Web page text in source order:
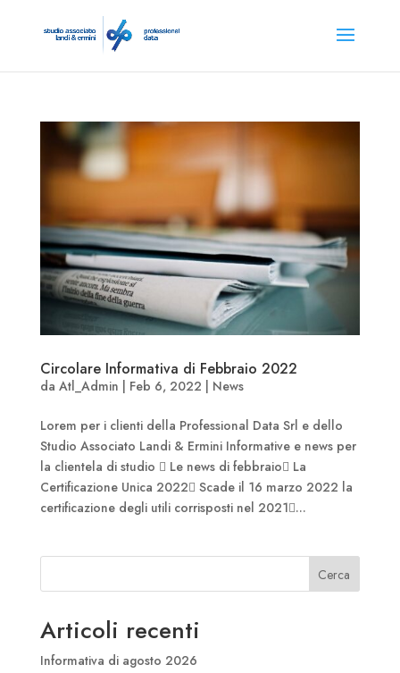
Circolare Informativa di Febbraio 2022
da Atl_Admin | Feb 6, 2022 | News
Lorem per i clienti della Professional Data Srl e dello
Studio Associato Landi & Ermini Informative e news per
la clientela di studio  Le news di febbraio La
Certificazione Unica 2022 Scade il 16 marzo 2022 la
certificazione degli utili corrisposti nel 2021...
Cerca
Articoli recenti
Informativa di agosto 2026